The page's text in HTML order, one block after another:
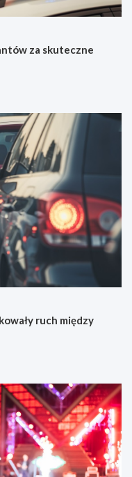
za skuteczne
ruch między